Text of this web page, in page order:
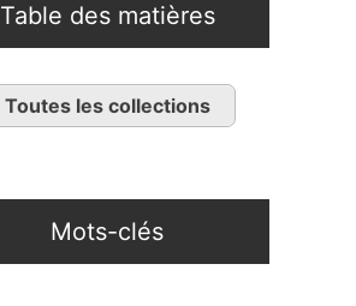
Table des matières
Toutes les collections
Mots-clés